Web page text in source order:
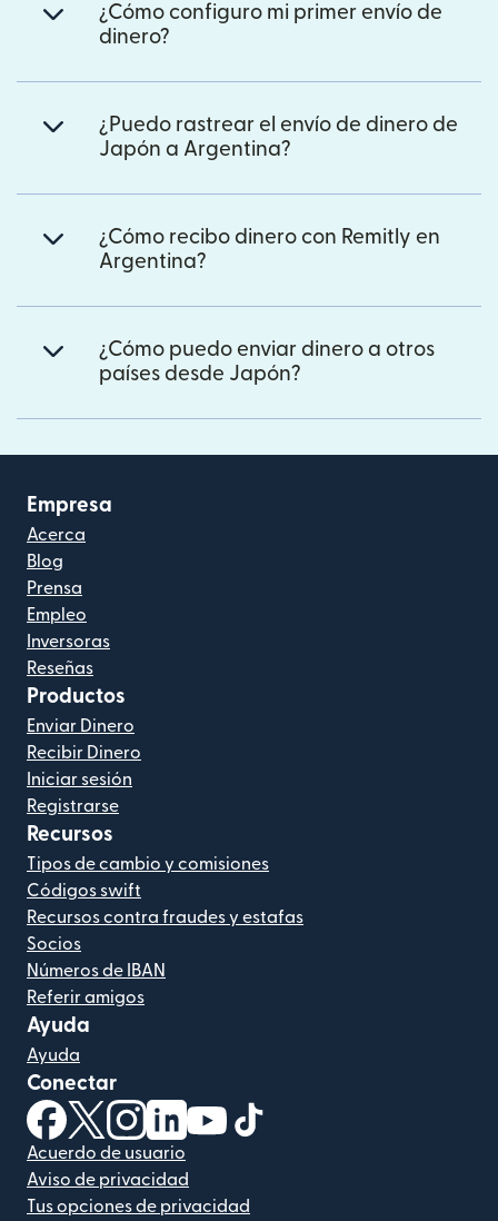
¿Cómo configuro mi primer envío de
dinero?
¿Puedo rastrear el envío de dinero de
Japón a Argentina?
¿Cómo recibo dinero con Remitly en
Argentina?
¿Cómo puedo enviar dinero a otros
países desde Japón?
Empresa
Acerca
Blog
Prensa
Empleo
Inversoras
Reseñas
Productos
Enviar Dinero
Recibir Dinero
Iniciar sesión
Registrarse
Recursos
Tipos de cambio y comisiones
Códigos swift
Recursos contra fraudes y estafas
Socios
Números de IBAN
Referir amigos
Ayuda
Ayuda
Conectar
(se abre en una ventana nueva)
(se abre en una ventana nueva)
(se abre en una ventana nueva)
(se abre en una ventana nueva)
(se abre en una ventana nueva)
Acuerdo de usuario
Aviso de privacidad
Tus opciones de privacidad